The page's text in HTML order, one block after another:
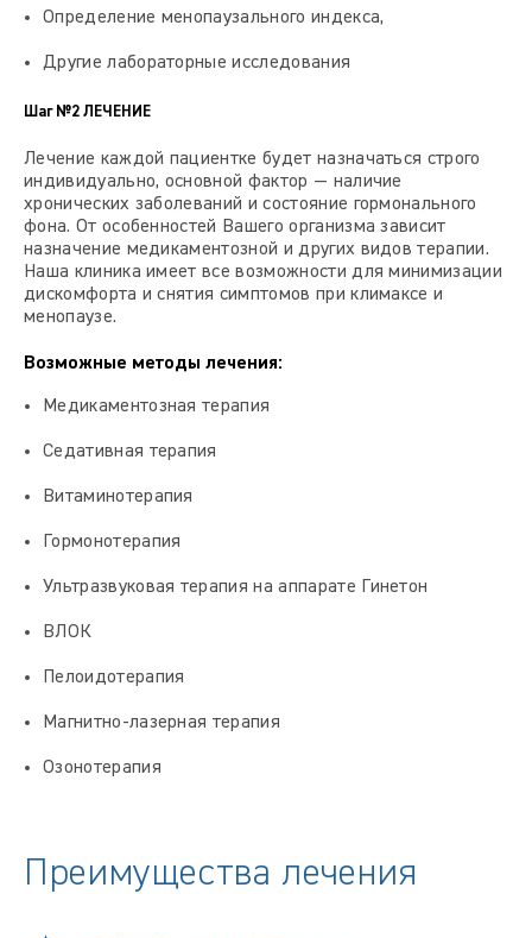
Определение менопаузального индекса,
Другие лабораторные исследования
Шаг №2 ЛЕЧЕНИЕ
Лечение каждой пациентке будет назначаться строго
индивидуально, основной фактор — наличие
хронических заболеваний и состояние гормонального
фона. От особенностей Вашего организма зависит
назначение медикаментозной и других видов терапии.
Наша клиника имеет все возможности для минимизации
дискомфорта и снятия симптомов при климаксе и
менопаузе.
Возможные методы лечения:
Медикаментозная терапия
Седативная терапия
Витаминотерапия
Гормонотерапия
Ультразвуковая терапия на аппарате Гинетон
ВЛОК
Пелоидотерапия
Магнитно-лазерная терапия
Озонотерапия
Преимущества лечения